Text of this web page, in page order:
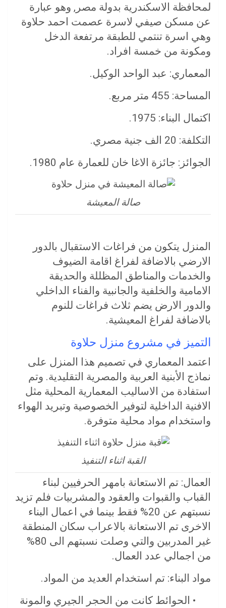
لمحافظة الاسكندرية بدولة مصر, وهو عبارة
عن مسكن صيفي لاسرة عصمت احمد حلاوة
وهي اسرة تنتمي للطبقة مرتفعة الدخل
ومكونة من خمسة افراد.
المعماري: عبد الواحد الوكيل.
المساحة: 455 متر مربع.
اكتمال البناء: 1975.
التكلفة: 20 الف جنية مصري.
الجوائز: جائزة الاغا خان للعمارة عام 1980.
صالة المعيشة
المنزل يتكون من فراغات الاستقبال بالدور
الارضي بالاضافة لفراغ اقامة الضيوف
والخدمات والمناطق المظللة والحديقة
الامامية والخلفية والجانبية والفناء الداخلي
والدور الارض يضم ثلاث فراغات للنوم
بالاضافة لفراغ المعيشية.
التميز في مشروع منزل حلاوة
اعتمد المعماري في تصميم هذا المنزل على
نماذج الأبنية العربية والمصرية التقليدية. وتم
استفادة من الاساليب المعمارية المحلية مثل
الافنية الداخلية لتوفير الخصوصية وتبريد الهواء
واستخدام مواد محلية متوفرة.
القبة اثناء التنفيذ
العمال: تم الاستعانة بامهر الحرفيين لبناء
القباب والقبوات والعقود والمشربيات فلم تزيد
نسبتهم عن 20% فقط بينما في اعمال البناء
الاخرى تم الاستعانة بالاعراب سكان المنطقة
غير المدربين والتي وصلت نسبتهم الى 80%
من اجمالي عدد العمال.
مواد البناء: تم استخدام العديد من المواد.
• الحوائط كانت من الحجر الجيري والمونة